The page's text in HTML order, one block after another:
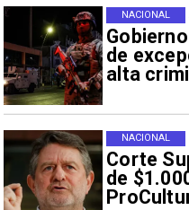
de
alta
NACIONAL
Corte
de
NACIONAL